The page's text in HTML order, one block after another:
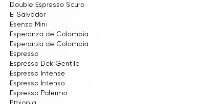
Double Espresso Scuro
El Salvador
Esenza Mini
Esperanza de Colombia
Esperanza de Colombia
Espresso
Espresso Dek Gentile
Espresso Intense
Espresso Intenso
Espresso Palermo